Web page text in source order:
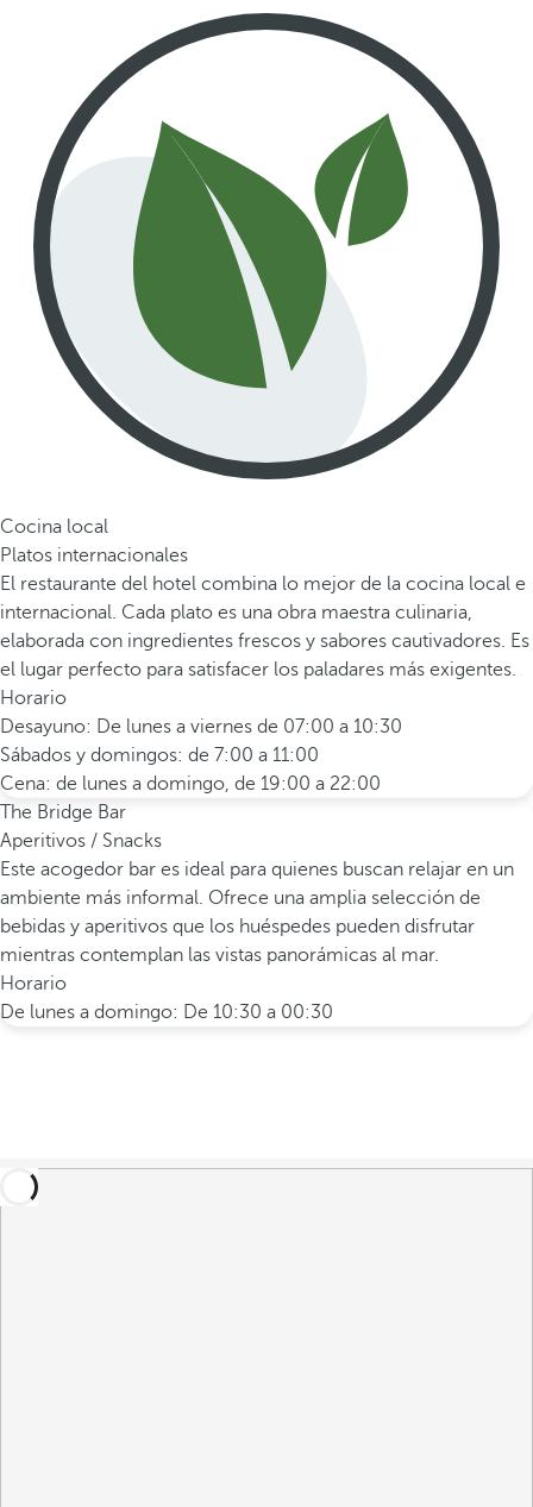
Cocina local
Platos internacionales
El restaurante del hotel combina lo mejor de la cocina local e
internacional. Cada plato es una obra maestra culinaria,
elaborada con ingredientes frescos y sabores cautivadores. Es
el lugar perfecto para satisfacer los paladares más exigentes.
Horario
Desayuno: De lunes a viernes de 07:00 a 10:30
Sábados y domingos: de 7:00 a 11:00
Cena: de lunes a domingo, de 19:00 a 22:00
The Bridge Bar
Aperitivos / Snacks
Este acogedor bar es ideal para quienes buscan relajar en un
ambiente más informal. Ofrece una amplia selección de
bebidas y aperitivos que los huéspedes pueden disfrutar
mientras contemplan las vistas panorámicas al mar.
Horario
De lunes a domingo: De 10:30 a 00:30